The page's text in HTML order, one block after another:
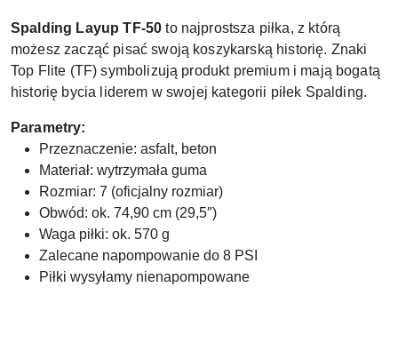
Spalding Layup TF-50 to najprostsza piłka, z którą
możesz zacząć pisać swoją koszykarską historię. Znaki
Top Flite (TF) symbolizują produkt premium i mają bogatą
historię bycia liderem w swojej kategorii piłek Spalding.
Parametry:
Przeznaczenie: asfalt, beton
Materiał: wytrzymała guma
Rozmiar: 7 (oficjalny rozmiar)
Obwód: ok. 74,90 cm (29,5″)
Waga piłki: ok. 570 g
Zalecane napompowanie do 8 PSI
Piłki wysyłamy nienapompowane